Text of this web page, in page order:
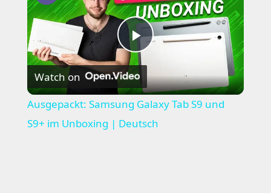
Play
Video
Watch on
Ausgepackt: Samsung Galaxy Tab S9 und
S9+ im Unboxing | Deutsch